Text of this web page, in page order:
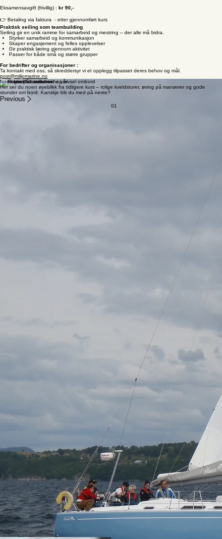
Eksamensavgift (frivillig) : kr 90,-
👉 Betaling via faktura - etter gjennomført kurs
Praktisk seiling som teambuilding
Seiling gir en unik ramme for samarbeid og mestring – der alle må bidra.
Styrker samarbeid og kommunikasjon
Skaper engasjement og felles opplevelser
Gir praktisk læring gjennom aktivitet
Passer for både små og større grupper
For bedrifter og organisasjoner :
Ta kontakt med oss, så skreddersyr vi et opplegg tilpasset deres behov og mål.
post@miljomarine.no
Noen glimt fra seilkursene vår
Her ser du noen øyeblikk fra tidligere kurs – rolige kveldsturer, øving på manøvrer og gode
stunder om bord. Kanskje blir du med på neste?
Previous
01